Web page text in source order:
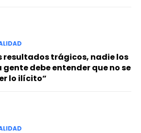
━ Planes
resultados trágicos, nadie los
gente debe entender que no se
lo ilícito”